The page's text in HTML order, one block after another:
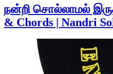
நன்றி சொல்லாமல்
& Chords | Nandri